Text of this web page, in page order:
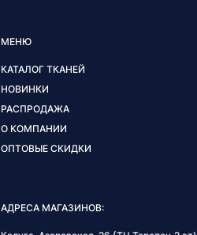
МЕНЮ
КАТАЛОГ ТКАНЕЙ
НОВИНКИ
РАСПРОДАЖА
О КОМПАНИИ
ОПТОВЫЕ СКИДКИ
АДРЕСА МАГАЗИНОВ: